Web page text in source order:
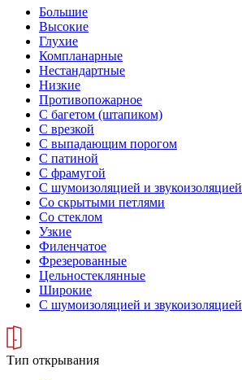
Большие
Высокие
Глухие
Компланарные
Нестандартные
Низкие
Противопожарное
С багетом (штапиком)
С врезкой
С выпадающим порогом
С патиной
С фрамугой
С шумоизоляцией и звукоизоляцией
Со скрытыми петлями
Со стеклом
Узкие
Филенчатое
Фрезерованные
Цельностеклянные
Широкие
С шумоизоляцией и звукоизоляцией
Тип открывания